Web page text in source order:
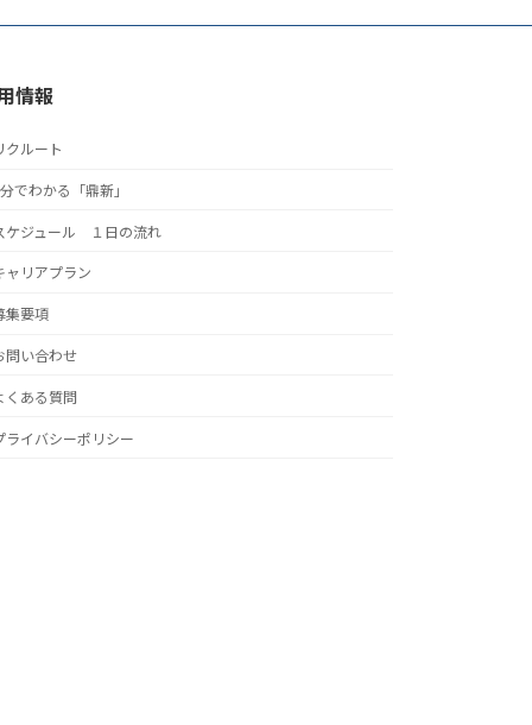
情報
クルート
でわかる「鼎新」
ケジュール １日の流れ
ャリアプラン
集要項
問い合わせ
くある質問
ライバシーポリシー